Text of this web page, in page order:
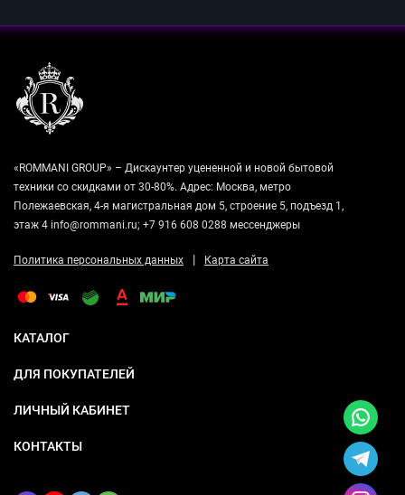
«ROMMANI GROUP» – Дискаунтер уцененной и новой бытовой
техники со скидками от 30-80%. Адрес: Москва, метро
Полежаевская, 4-я магистральная дом 5, строение 5, подъезд 1,
этаж 4 info@rommani.ru; +7 916 608 0288 мессенджеры
Политика персональных данных | Карта сайта
КАТАЛОГ
ДЛЯ ПОКУПАТЕЛЕЙ
ЛИЧНЫЙ КАБИНЕТ
КОНТАКТЫ